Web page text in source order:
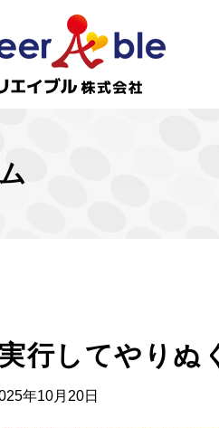
行してやりぬ
年10月20日